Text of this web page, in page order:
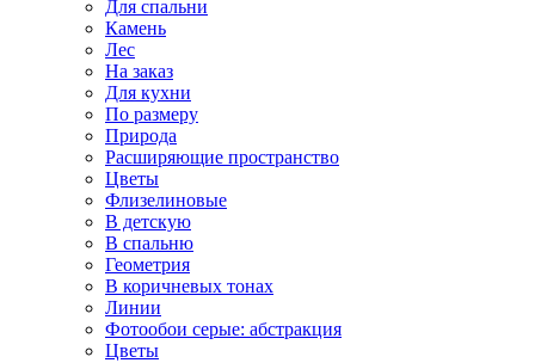
Для спальни
Камень
Лес
На заказ
Для кухни
По размеру
Природа
Расширяющие пространство
Цветы
Флизелиновые
В детскую
В спальню
Геометрия
В коричневых тонах
Линии
Фотообои серые: абстракция
Цветы